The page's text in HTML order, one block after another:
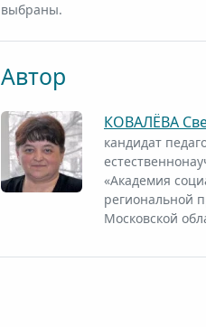
выбраны.
Автор
КОВАЛЁВА
кандидат
«Академия
региональной
Московской